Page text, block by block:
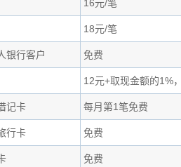
16元/笔
18元/笔
银行客户 免费
12元+取现金额的1%
记卡 每月第1笔免费
行卡 免费
免费